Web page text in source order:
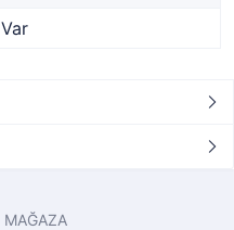
Var
MAĞAZA